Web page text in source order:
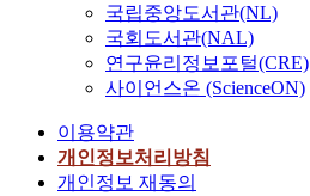
국립중앙도서관(NL)
국회도서관(NAL)
연구윤리정보포털(CRE)
사이언스온 (ScienceON)
이용약관
개인정보처리방침
개인정보 재동의